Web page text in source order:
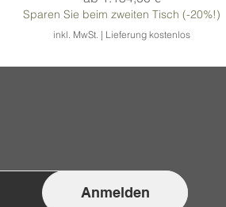
Sparen Sie beim zweiten Tisch (-20%!)
inkl. MwSt. | Lieferung kostenlos
Anmelden